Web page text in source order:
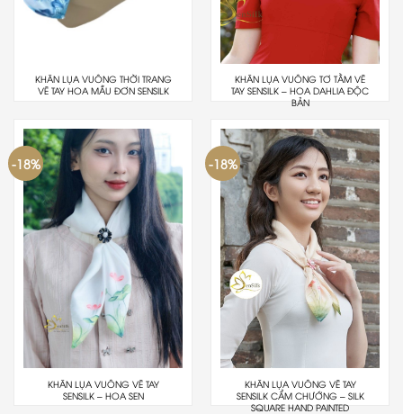
KHĂN LỤA VUÔNG THỜI TRANG
VẼ TAY HOA MẪU ĐƠN SENSILK
KHĂN LỤA VUÔNG TƠ TẰM VẼ
TAY SENSILK – HOA DAHLIA ĐỘC
BẢN
-18%
KHĂN LỤA VUÔNG VẼ TAY
SENSILK – HOA SEN
-18%
KHĂN LỤA VUÔNG VẼ TAY
SENSILK CẨM CHƯỚNG – SILK
SQUARE HAND PAINTED